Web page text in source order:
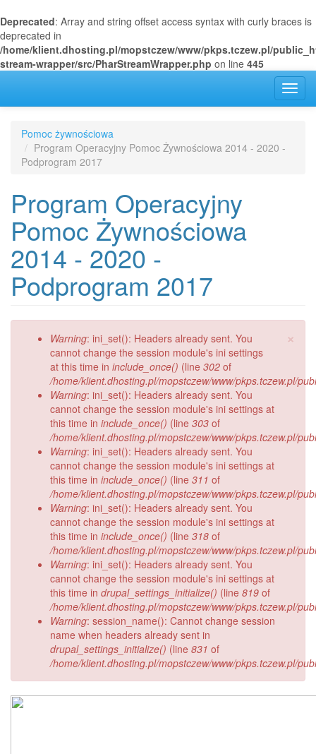
Deprecated: Array and string offset access syntax with curly braces is
deprecated in
/home/klient.dhosting.pl/mopstczew/www/pkps.tczew.pl/
stream-wrapper/src/PharStreamWrapper.php on line 445
treści
Pomoc żywnościowa
Program Operacyjny Pomoc Żywnościowa 2014 - 2020 -
Podprogram 2017
Program Operacyjny
Pomoc Żywnościowa
2014 - 2020 -
Podprogram 2017
×
Komunikat
błędzie
Warning: ini_set(): Headers already sent. You
cannot change the session module's ini settings
at this time in include_once() (line 302 of
/home/klient.dhosting.pl/mopstczew/www/pkps.tczew.pl/
Warning: ini_set(): Headers already sent. You
cannot change the session module's ini settings at
this time in include_once() (line 303 of
/home/klient.dhosting.pl/mopstczew/www/pkps.tczew.pl/
Warning: ini_set(): Headers already sent. You
cannot change the session module's ini settings at
this time in include_once() (line 311 of
/home/klient.dhosting.pl/mopstczew/www/pkps.tczew.pl/
Warning: ini_set(): Headers already sent. You
cannot change the session module's ini settings at
this time in include_once() (line 318 of
/home/klient.dhosting.pl/mopstczew/www/pkps.tczew.pl/
Warning: ini_set(): Headers already sent. You
cannot change the session module's ini settings at
this time in drupal_settings_initialize() (line 819 of
/home/klient.dhosting.pl/mopstczew/www/pkps.tczew.pl/
Warning: session_name(): Cannot change session
name when headers already sent in
drupal_settings_initialize() (line 831 of
/home/klient.dhosting.pl/mopstczew/www/pkps.tczew.pl/